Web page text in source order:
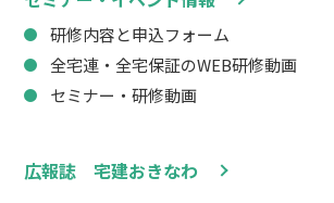
広報誌 宅建おきなわ
研修内容と申込フォーム
全宅連・全宅保証のWEB研修動画
セミナー・研修動画